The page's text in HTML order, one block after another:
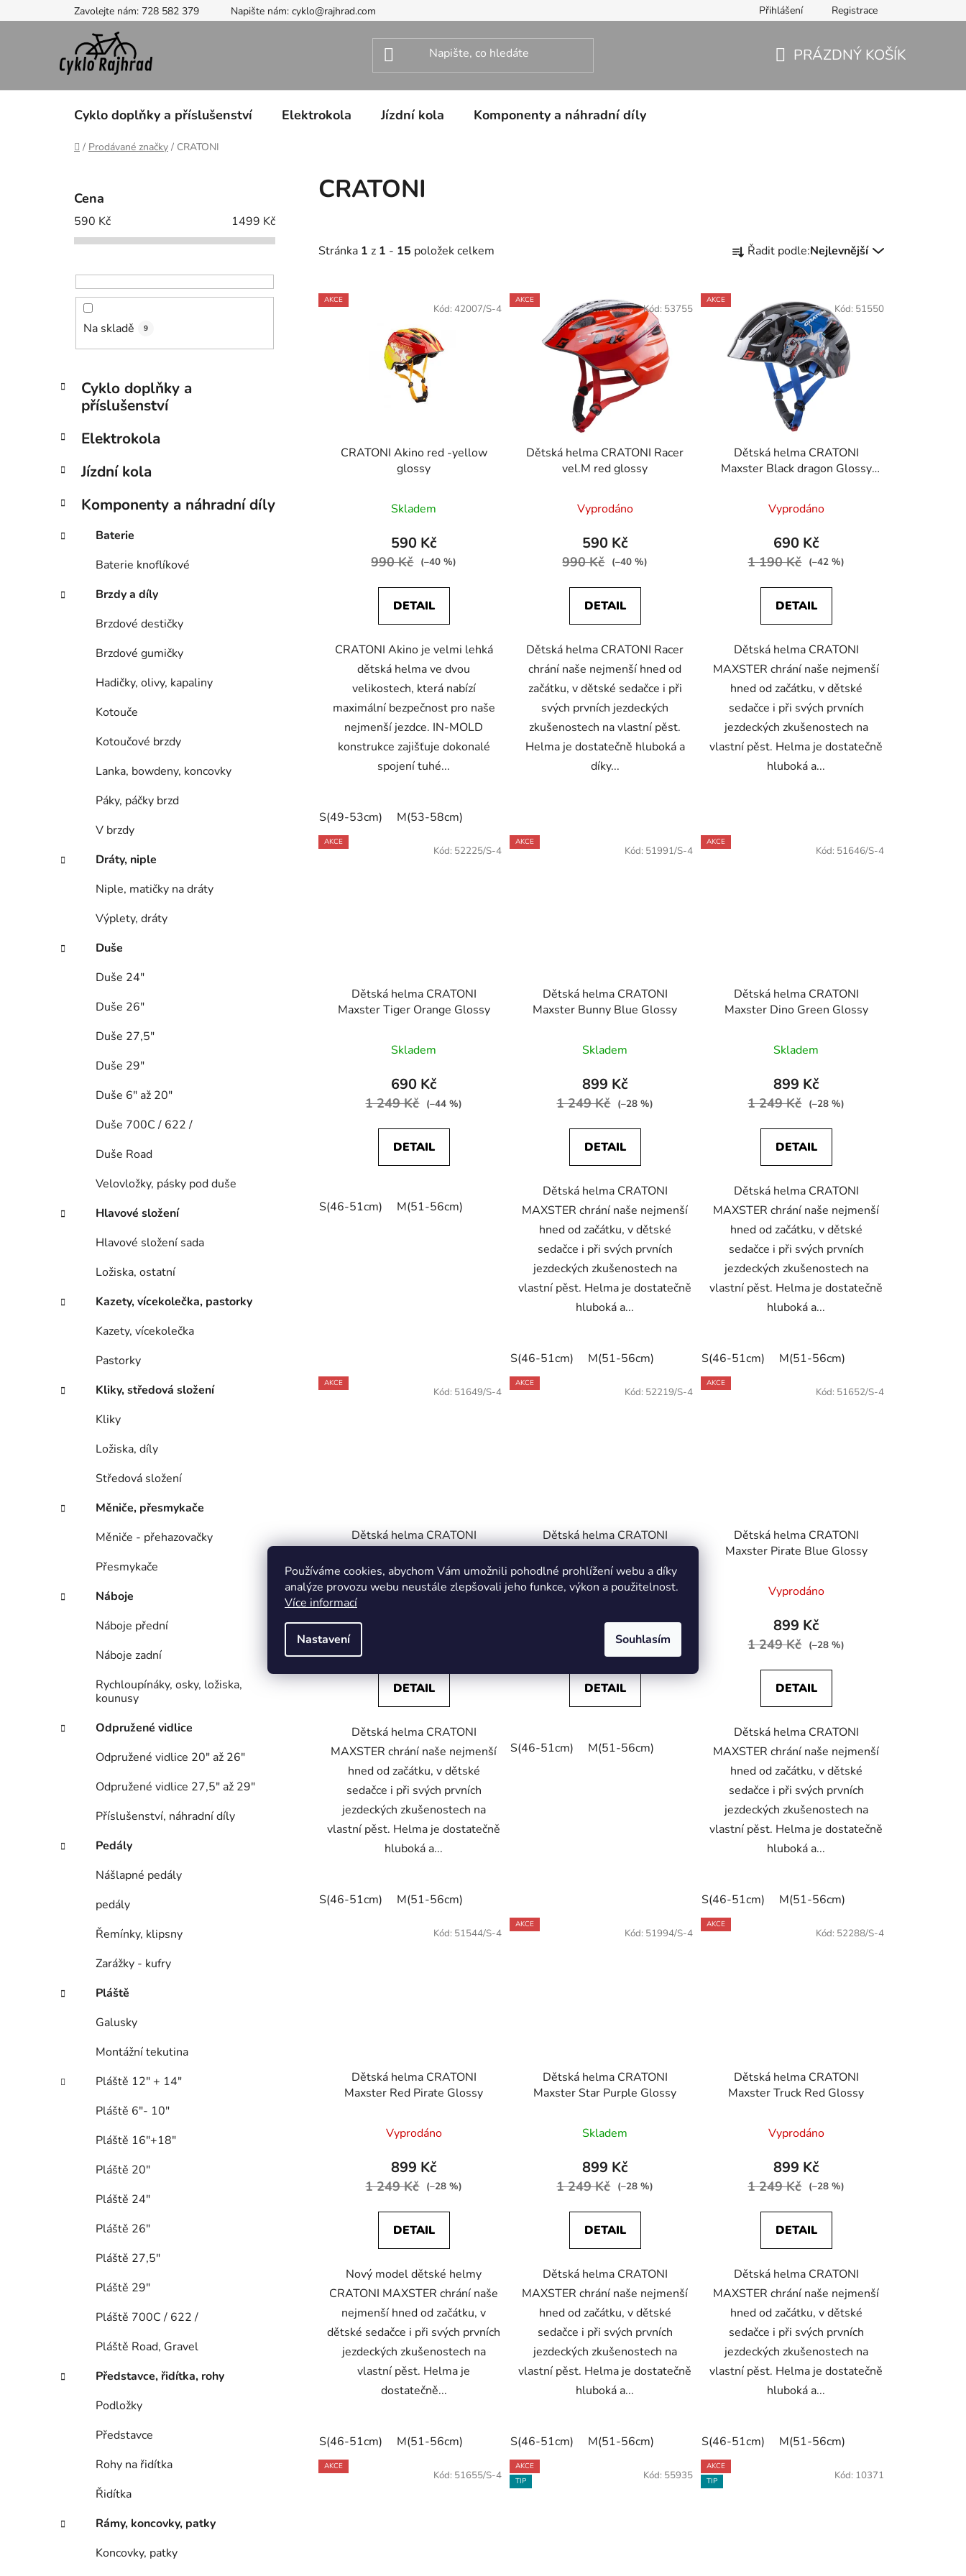
Používáme cookies, abychom Vám umožnili pohodlné prohlížení webu a díky
analýze provozu webu neustále zlepšovali jeho funkce, výkon a použitelnost.
Více informací
Nastavení Souhlasím
na
Zavolejte nám: 728 582 379 Napište nám: cyklo@rajhrad.com Přihlášení Registrace
PRÁZDNÝ KOŠÍK
Cyklo doplňky a příslušenství Elektrokola Jízdní kola Komponenty a náhradní díly
Domů
/ Prodávané značky / CRATONI
e
Cena
590 Kč 1499 Kč
Na skladě 9
Přeskočit
kategorie
K
a
g
r
e
Cyklo doplňky a
příslušenství
Elektrokola
Jízdní kola
Komponenty a náhradní díly
Baterie
Baterie knoflíkové
Brzdy a díly
Brzdové destičky
Brzdové gumičky
Hadičky, olivy, kapaliny
Kotouče
Kotoučové brzdy
Lanka, bowdeny, koncovky
Páky, páčky brzd
V brzdy
Dráty, niple
Niple, matičky na dráty
Výplety, dráty
Duše
Duše 24"
Duše 26"
Duše 27,5"
Duše 29"
Duše 6" až 20"
Duše 700C / 622 /
Duše Road
Velovložky, pásky pod duše
Hlavové složení
Hlavové složení sada
Ložiska, ostatní
Kazety, vícekolečka, pastorky
Kazety, vícekolečka
Pastorky
Kliky, středová složení
Kliky
Ložiska, díly
Středová složení
Měniče, přesmykače
Měniče - přehazovačky
Přesmykače
Náboje
Náboje přední
Náboje zadní
Rychloupínáky, osky, ložiska,
kounusy
Odpružené vidlice
Odpružené vidlice 20" až 26"
Odpružené vidlice 27,5" až 29"
Příslušenství, náhradní díly
Pedály
Nášlapné pedály
pedály
Řemínky, klipsny
Zarážky - kufry
Pláště
Galusky
Montážní tekutina
Pláště 12" + 14"
Pláště 6"- 10"
Pláště 16"+18"
Pláště 20"
Pláště 24"
Pláště 26"
Pláště 27,5"
Pláště 29"
Pláště 700C / 622 /
Pláště Road, Gravel
Představce, řidítka, rohy
Podložky
Představce
Rohy na řidítka
Řidítka
Rámy, koncovky, patky
Koncovky, patky
CRATONI
Stránka 1 z 1 - 15 položek celkem
a
í
p
k
t
Řadit podle:Nejlevnější
V
ý
AKCE
CRATONI Akino red -yellow
glossy
Skladem
590 Kč
990 Kč (–40 %)
DETAIL
CRATONI Akino je velmi lehká
dětská helma ve dvou
velikostech, která nabízí
maximální bezpečnost pro naše
nejmenší jezdce. IN-MOLD
konstrukce zajišťuje dokonalé
spojení tuhé...
S(49-53cm) M(53-58cm)
Kód: 42007/S-4
AKCE
Dětská helma CRATONI Racer
vel.M red glossy
Vyprodáno
590 Kč
990 Kč (–40 %)
DETAIL
Dětská helma CRATONI Racer
chrání naše nejmenší hned od
začátku, v dětské sedačce i při
svých prvních jezdeckých
zkušenostech na vlastní pěst.
Helma je dostatečně hluboká a
díky...
Kód: 53755
AKCE
Dětská helma CRATONI
Maxster Black dragon Glossy
Vyprodáno
690 Kč
1 190 Kč (–42 %)
DETAIL
Dětská helma CRATONI
MAXSTER chrání naše nejmenší
hned od začátku, v dětské
sedačce i při svých prvních
jezdeckých zkušenostech na
vlastní pěst. Helma je dostatečně
hluboká a...
Kód: 51550
AKCE
Dětská helma CRATONI
Maxster Tiger Orange Glossy
Skladem
690 Kč
1 249 Kč (–44 %)
DETAIL
S(46-51cm) M(51-56cm)
Kód: 52225/S-4
AKCE
Dětská helma CRATONI
Maxster Bunny Blue Glossy
Skladem
899 Kč
1 249 Kč (–28 %)
DETAIL
Dětská helma CRATONI
MAXSTER chrání naše nejmenší
hned od začátku, v dětské
sedačce i při svých prvních
jezdeckých zkušenostech na
vlastní pěst. Helma je dostatečně
hluboká a...
S(46-51cm) M(51-56cm)
Kód: 51991/S-4
AKCE
Dětská helma CRATONI
Maxster Dino Green Glossy
Skladem
899 Kč
1 249 Kč (–28 %)
DETAIL
Dětská helma CRATONI
MAXSTER chrání naše nejmenší
hned od začátku, v dětské
sedačce i při svých prvních
jezdeckých zkušenostech na
vlastní pěst. Helma je dostatečně
hluboká a...
S(46-51cm) M(51-56cm)
Kód: 51646/S-4
AKCE
Dětská helma CRATONI
Maxster Fay White Glossy
Skladem
DETAIL
Dětská helma CRATONI
MAXSTER chrání naše nejmenší
hned od začátku, v dětské
sedačce i při svých prvních
jezdeckých zkušenostech na
vlastní pěst. Helma je dostatečně
hluboká a...
S(46-51cm) M(51-56cm)
Kód: 51649/S-4
AKCE
Dětská helma CRATONI
Maxster Heart Rose Glossy
Skladem
899 Kč
(–28 %)
DETAIL
S(46-51cm) M(51-56cm)
Kód: 52219/S-4
AKCE
Dětská helma CRATONI
Maxster Pirate Blue Glossy
Vyprodáno
899 Kč
1 249 Kč (–28 %)
DETAIL
Dětská helma CRATONI
MAXSTER chrání naše nejmenší
hned od začátku, v dětské
sedačce i při svých prvních
jezdeckých zkušenostech na
vlastní pěst. Helma je dostatečně
hluboká a...
S(46-51cm) M(51-56cm)
Kód: 51652/S-4
Dětská helma CRATONI
Maxster Red Pirate Glossy
Vyprodáno
899 Kč
1 249 Kč (–28 %)
DETAIL
Nový model dětské helmy
CRATONI MAXSTER chrání naše
nejmenší hned od začátku, v
dětské sedačce i při svých prvních
jezdeckých zkušenostech na
vlastní pěst. Helma je
dostatečně...
S(46-51cm) M(51-56cm)
Kód: 51544/S-4
AKCE
Dětská helma CRATONI
Maxster Star Purple Glossy
Skladem
899 Kč
1 249 Kč (–28 %)
DETAIL
Dětská helma CRATONI
MAXSTER chrání naše nejmenší
hned od začátku, v dětské
sedačce i při svých prvních
jezdeckých zkušenostech na
vlastní pěst. Helma je dostatečně
hluboká a...
S(46-51cm) M(51-56cm)
Kód: 51994/S-4
AKCE
Dětská helma CRATONI
Maxster Truck Red Glossy
Vyprodáno
899 Kč
1 249 Kč (–28 %)
DETAIL
Dětská helma CRATONI
MAXSTER chrání naše nejmenší
hned od začátku, v dětské
sedačce i při svých prvních
jezdeckých zkušenostech na
vlastní pěst. Helma je dostatečně
hluboká a...
S(46-51cm) M(51-56cm)
Kód: 52288/S-4
AKCE
Kód: 51655/S-4
AKCE
TIP
Kód: 55935
AKCE
TIP
Kód: 10371